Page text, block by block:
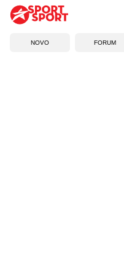
NOVO FORUM